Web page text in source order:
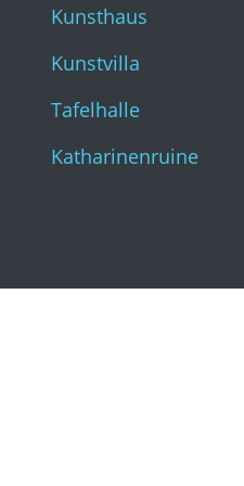
Kunsthaus
Kunstvilla
Tafelhalle
Katharinenruine